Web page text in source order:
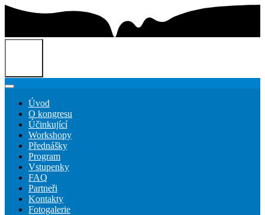
Úvod
O kongresu
Účinkující
Workshopy
Přednášky
Program
Vstupenky
FAQ
Partneři
Kontakty
Fotogalerie